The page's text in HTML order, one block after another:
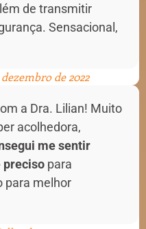
de transmitir
Sensacional,
de 2022
a Dra. Lilian! Muito
acolhedora,
me sentir
preciso para
para melhor